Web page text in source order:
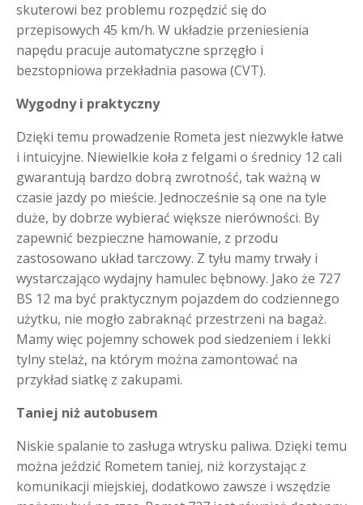
skuterowi bez problemu rozpędzić się do
przepisowych 45 km/h. W układzie przeniesienia
napędu pracuje automatyczne sprzęgło i
bezstopniowa przekładnia pasowa (CVT).
Wygodny i praktyczny
Dzięki temu prowadzenie Rometa jest niezwykle łatwe
i intuicyjne. Niewielkie koła z felgami o średnicy 12 cali
gwarantują bardzo dobrą zwrotność, tak ważną w
czasie jazdy po mieście. Jednocześnie są one na tyle
duże, by dobrze wybierać większe nierówności. By
zapewnić bezpieczne hamowanie, z przodu
zastosowano układ tarczowy. Z tyłu mamy trwały i
wystarczająco wydajny hamulec bębnowy. Jako że 727
BS 12 ma być praktycznym pojazdem do codziennego
użytku, nie mogło zabraknąć przestrzeni na bagaż.
Mamy więc pojemny schowek pod siedzeniem i lekki
tylny stelaż, na którym można zamontować na
przykład siatkę z zakupami.
Taniej niż autobusem
Niskie spalanie to zasługa wtrysku paliwa. Dzięki temu
można jeździć Rometem taniej, niż korzystając z
komunikacji miejskiej, dodatkowo zawsze i wszędzie